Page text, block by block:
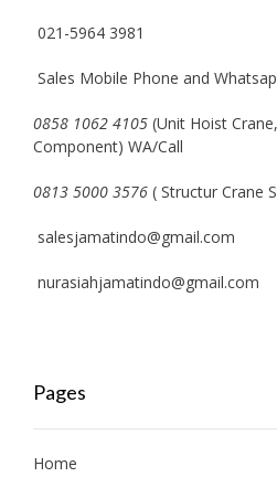
021-5964 3981
Sales Mobile Phone and
0858 1062 4105 (Unit Hoist
Component) WA/Call
0813 5000 3576 ( Structur Crane
salesjamatindo@gmail.com
nurasiahjamatindo@gmail.com
Pages
Home